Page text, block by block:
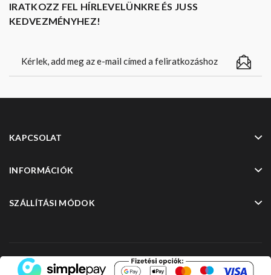
IRATKOZZ FEL HÍRLEVELÜNKRE ÉS JUSS
KEDVEZMÉNYHEZ!
KAPCSOLAT
INFORMÁCIÓK
SZÁLLÍTÁSI MÓDOK